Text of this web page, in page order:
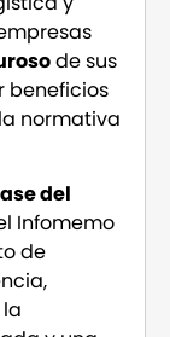
de sus
beneficios
normativa
del
Infomemo
de